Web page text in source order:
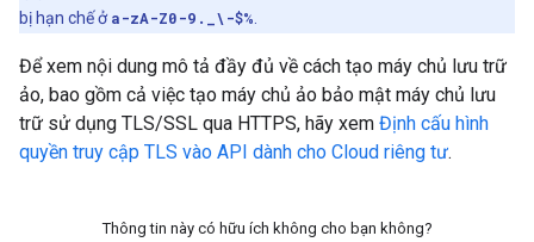
bị hạn chế ởa-zA-Z0-9._\-$%
Để xem nội dung mô tả đầy đủ về cách tạo máy chủ lưu trữ
ảo, bao gồm cả việc tạo máy chủ ảo bảo mật máy chủ lưu
trữ sử dụng TLS/SSL qua HTTPS, hãy xem Định cấu hình
quyền truy cập TLS vào API dành cho Cloud riêng tư.
Thông tin này có hữu ích không cho bạn không?